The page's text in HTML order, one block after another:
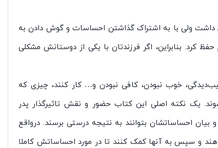
ولی با به اشتراک گذاشتن احساسات و گوش دادن به
کرد. بنابراین، اگر فرزندتان با یکی از دوستانش مشکلی
خوب نبودن، کافی نبودن و… کار کنند، چیزی که
یک نکته اصلی این کتاب حضور و نقش تاثیرگذار پدر
احساساتشان بتوانند به نتیجه درستی برسند. درواقع
و سپس به آنها کمک کنند تا در مورد احساساتش کاملا